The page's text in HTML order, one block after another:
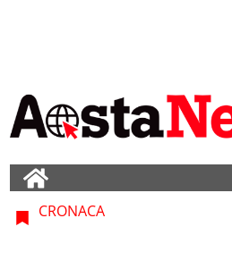
CRONACA